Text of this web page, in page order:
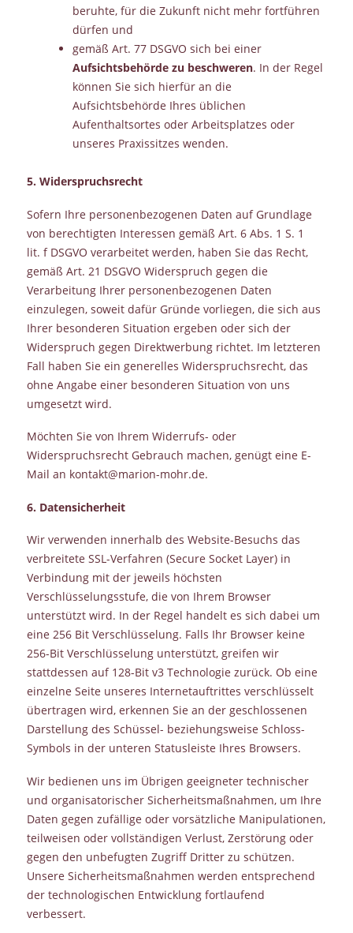
beruhte, für die Zukunft nicht mehr fortführen
dürfen und
gemäß Art. 77 DSGVO sich bei einer
Aufsichtsbehörde zu beschweren. In der Regel
können Sie sich hierfür an die
Aufsichtsbehörde Ihres üblichen
Aufenthaltsortes oder Arbeitsplatzes oder
unseres Praxissitzes wenden.
5. Widerspruchsrecht
Sofern Ihre personenbezogenen Daten auf Grundlage
von berechtigten Interessen gemäß Art. 6 Abs. 1 S. 1
lit. f DSGVO verarbeitet werden, haben Sie das Recht,
gemäß Art. 21 DSGVO Widerspruch gegen die
Verarbeitung Ihrer personenbezogenen Daten
einzulegen, soweit dafür Gründe vorliegen, die sich aus
Ihrer besonderen Situation ergeben oder sich der
Widerspruch gegen Direktwerbung richtet. Im letzteren
Fall haben Sie ein generelles Widerspruchsrecht, das
ohne Angabe einer besonderen Situation von uns
umgesetzt wird.
Möchten Sie von Ihrem Widerrufs- oder
Widerspruchsrecht Gebrauch machen, genügt eine E-
Mail an kontakt@marion-mohr.de.
6. Datensicherheit
Wir verwenden innerhalb des Website-Besuchs das
verbreitete SSL-Verfahren (Secure Socket Layer) in
Verbindung mit der jeweils höchsten
Verschlüsselungsstufe, die von Ihrem Browser
unterstützt wird. In der Regel handelt es sich dabei um
eine 256 Bit Verschlüsselung. Falls Ihr Browser keine
256-Bit Verschlüsselung unterstützt, greifen wir
stattdessen auf 128-Bit v3 Technologie zurück. Ob eine
einzelne Seite unseres Internetauftrittes verschlüsselt
übertragen wird, erkennen Sie an der geschlossenen
Darstellung des Schüssel- beziehungsweise Schloss-
Symbols in der unteren Statusleiste Ihres Browsers.
Wir bedienen uns im Übrigen geeigneter technischer
und organisatorischer Sicherheitsmaßnahmen, um Ihre
Daten gegen zufällige oder vorsätzliche Manipulationen,
teilweisen oder vollständigen Verlust, Zerstörung oder
gegen den unbefugten Zugriff Dritter zu schützen.
Unsere Sicherheitsmaßnahmen werden entsprechend
der technologischen Entwicklung fortlaufend
verbessert.